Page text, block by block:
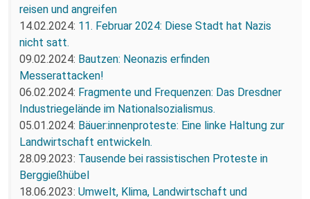
reisen und angreifen
14.02.2024: 11. Februar 2024: Diese Stadt hat Nazis
nicht satt.
09.02.2024: Bautzen: Neonazis erfinden
Messerattacken!
06.02.2024: Fragmente und Frequenzen: Das Dresdner
Industriegelände im Nationalsozialismus.
05.01.2024: Bäuer:innenproteste: Eine linke Haltung zur
Landwirtschaft entwickeln.
28.09.2023: Tausende bei rassistischen Proteste in
Berggießhübel
18.06.2023: Umwelt, Klima, Landwirtschaft und